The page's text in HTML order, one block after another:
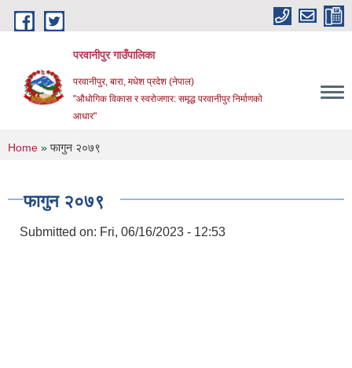
Skip to main content
परवानीपुर गाउँपालिका
परवानीपुर, बारा, मधेश प्रदेश (नेपाल)
"औधोगिक विकास र स्वरोजगार: समृद्ध परवानीपुर निर्माणको
आधार"
You are here
Home » फागुन २०७९
फागुन २०७९
Submitted on: Fri, 06/16/2023 - 12:53